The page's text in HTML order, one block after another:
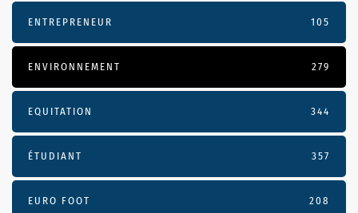
ENTREPRENEUR 105
ENVIRONNEMENT 279
EQUITATION 344
ÉTUDIANT 357
EURO FOOT 208